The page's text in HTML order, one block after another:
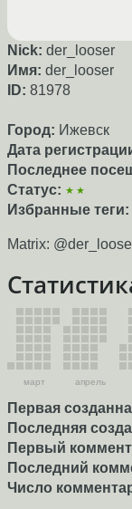
Nick: der_looser
Имя: der_looser
ID: 81978
Город: Ижевск
Дата
Последнее
Статус: ★★
Избранные теги:
Matrix:
март апрель
Первая
Последняя
Первый
Последний
Число